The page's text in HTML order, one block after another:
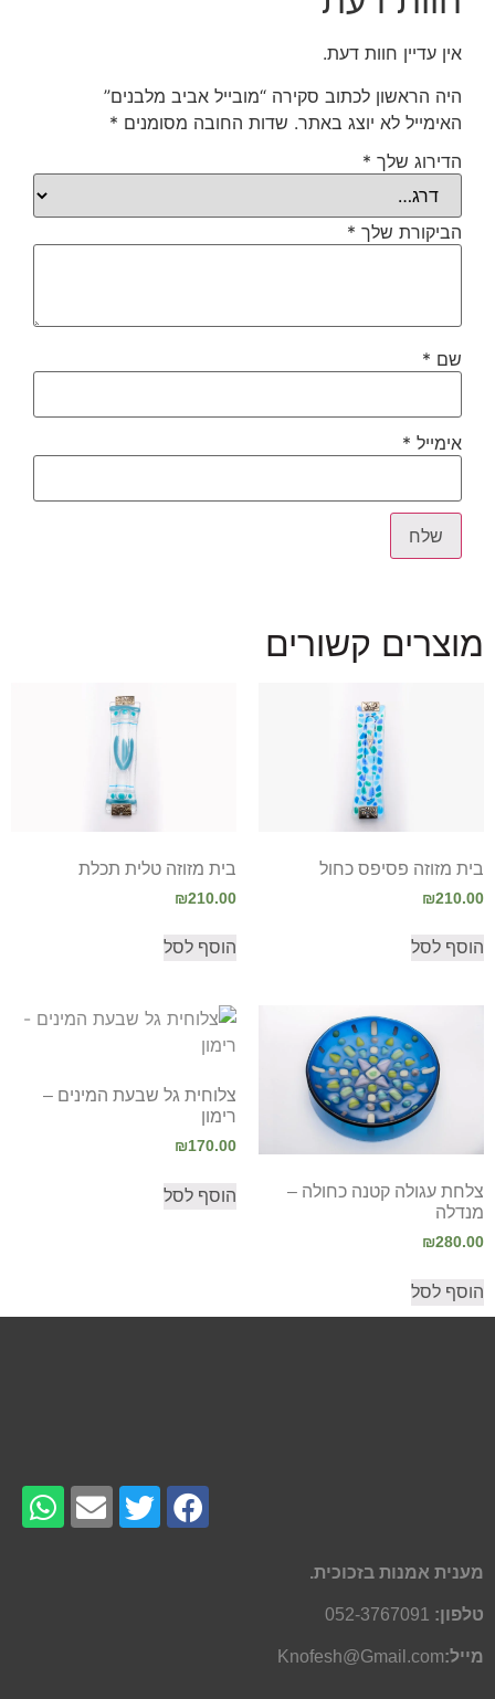
אין עדיין חוות דעת.
היה הראשון לכתוב סקירה “מובייל אביב מלבנים”
האימייל לא יוצג באתר. שדות החובה מסומנים *
הדירוג שלך *
הביקורת שלך *
שם *
אימייל *
מוצרים קשורים
בית מזוזה פסיפס כחול
₪210.00
הוסף לסל
בית מזוזה טלית תכלת
₪210.00
הוסף לסל
צלחת עגולה קטנה כחולה –
מנדלה
₪280.00
הוסף לסל
צלוחית גל שבעת המינים –
רימון
₪170.00
הוסף לסל
מענית אמנות בזכוכית.
טלפון: 052-3767091
מייל:Knofesh@Gmail.com